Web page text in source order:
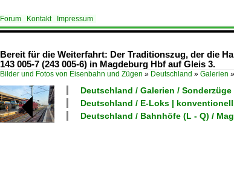
Forum Kontakt Impressum
Bereit für die Weiterfahrt: Der Traditionszug, der die
143 005-7 (243 005-6) in Magdeburg Hbf auf Gleis 3.
Bilder und Fotos von Eisenbahn und Zügen » Deutschland » Galerien »
Deutschland / Galerien /
Deutschland / E-Loks |
Deutschland / Bahnhöfe (L - Q) /